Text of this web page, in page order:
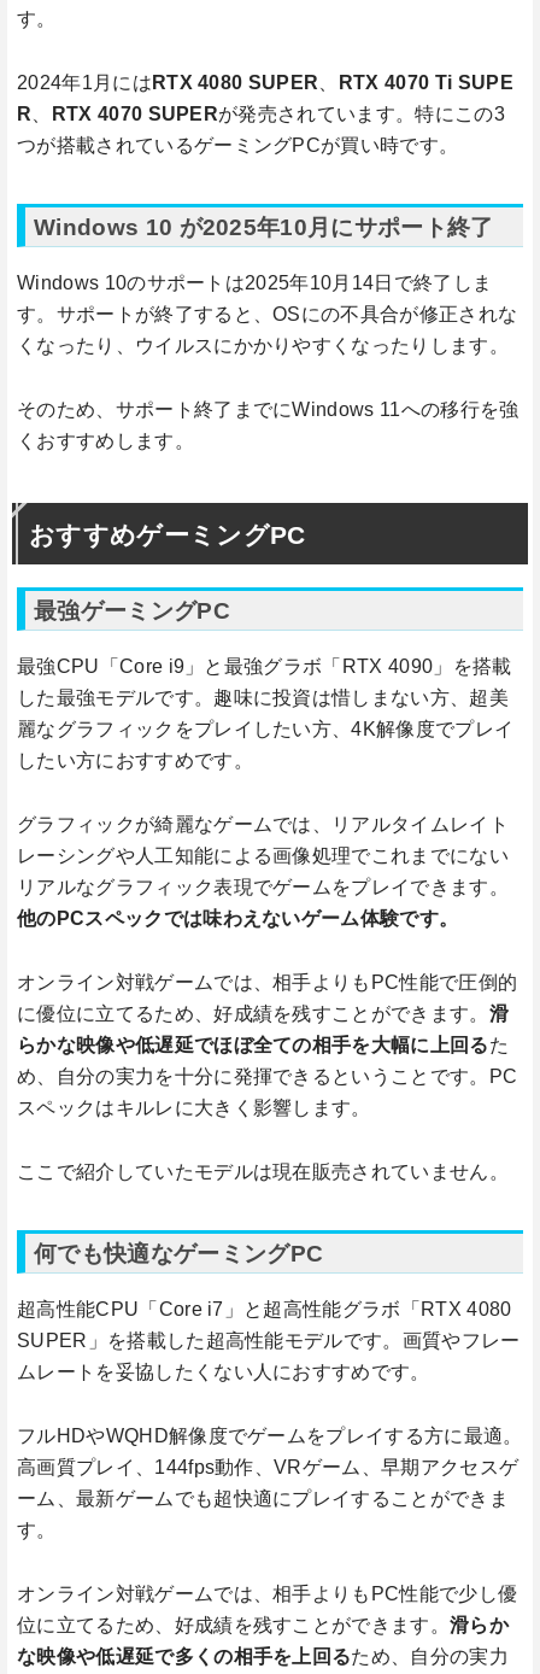
す。
2024年1月には RTX 4080 SUPER、
RTX 4070 Ti SUPE
R、 RTX 4070 SUPERが発売されています。特にこの3
つが搭載されているゲーミングPCが買い時です。
Windows 10 が2025年10月にサポート終了
Windows 10のサポートは2025年10月14日で終了しま
す。サポートが終了すると、OSにの不具合が修正されな
くなったり、ウイルスにかかりやすくなったりします。
そのため、サポート終了までにWindows 11への移行を強
くおすすめします。
おすすめゲーミングPC
最強ゲーミングPC
最強CPU「Core i9」と最強グラボ「RTX 4090」を搭載
した最強モデルです。趣味に投資は惜しまない方、超美
麗なグラフィックをプレイしたい方、4K解像度でプレイ
したい方におすすめです。
グラフィックが綺麗なゲームでは、リアルタイムレイト
レーシングや人工知能による画像処理でこれまでにない
リアルなグラフィック表現でゲームをプレイできます。
他のPCスペックでは味わえないゲーム体験です。
オンライン対戦ゲームでは、相手よりもPC性能で圧倒的
に優位に立てるため、好成績を残すことができます。 滑
らかな映像や低遅延でほぼ全ての相手を大幅に上回るた
め、自分の実力を十分に発揮できるということです。PC
スペックはキルレに大きく影響します。
ここで紹介していたモデルは現在販売されていません。
何でも快適なゲーミングPC
超高性能CPU「Core i7」と超高性能グラボ「RTX 4080
SUPER」を搭載した超高性能モデルです。画質やフレー
ムレートを妥協したくない人におすすめです。
フルHDやWQHD解像度でゲームをプレイする方に最適。
高画質プレイ、144fps動作、VRゲーム、早期アクセスゲ
ーム、最新ゲームでも超快適にプレイすることができま
す。
オンライン対戦ゲームでは、相手よりもPC性能で少し優
位に立てるため、好成績を残すことができます。滑らか
な映像や低遅延で多くの相手を上回るため、自分の実力